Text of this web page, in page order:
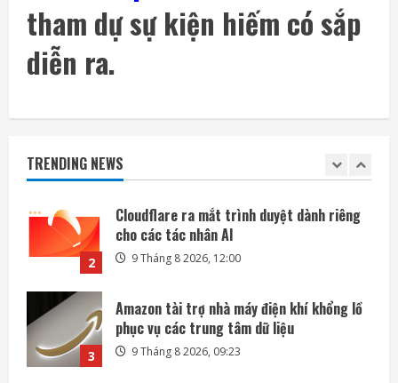
tham dự sự kiện hiếm có sắp
diễn ra.
TRENDING NEWS
1
Mỡ bụng và thiếu vitamin D có thể tăng
gấp đôi nguy cơ tử vong sớm
2
Cloudflare ra mắt trình duyệt dành riêng
3
Amazon tài trợ nhà máy điện khí khổng lồ
phục vụ các trung tâm dữ liệu
9 Tháng 8 2026, 09:23
4
OpenAI trì hoãn việc phát triển mô hình
Astra vì lo ngại an ninh
9 Tháng 8 2026, 09:21